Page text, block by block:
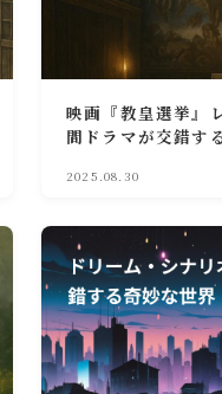
映画『教皇選挙』
間ドラマが交錯す
2025.08.30